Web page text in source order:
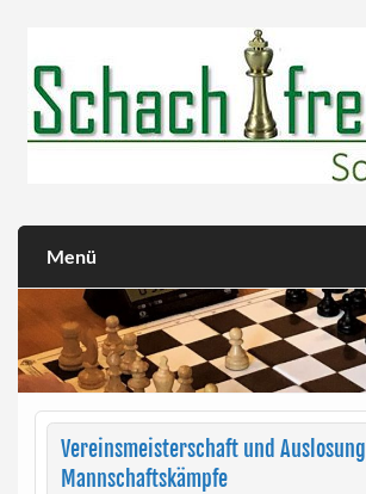
Menü
Vereinsmeisterschaft und Auslosung
Mannschaftskämpfe